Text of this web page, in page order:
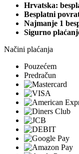
Hrvatska:
Besplatni
Najmanje 1
Sigurno
Načini plaćanja
Pouzećem
Predračun